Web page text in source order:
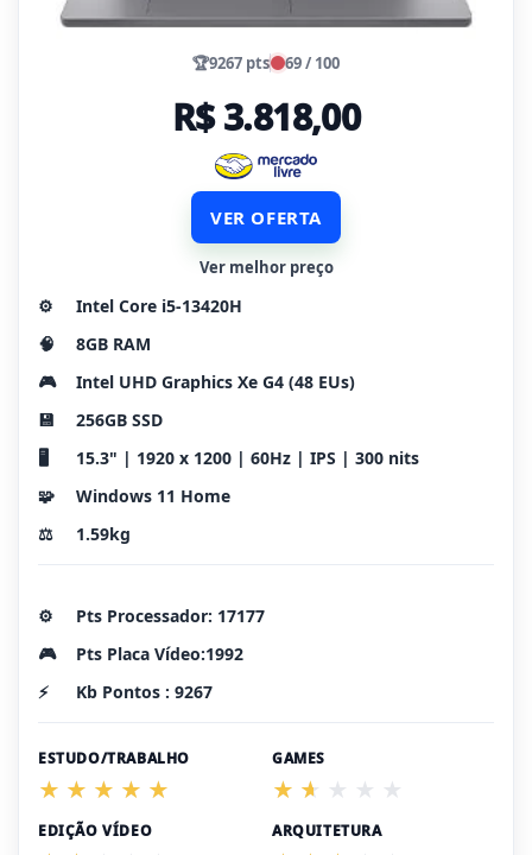
🏆9267 pts 69 / 100
R$ 3.818,00
VER OFERTA
Ver melhor preço
⚙️
Intel Core i5-13420H
🧠
8GB RAM
🎮
Intel UHD Graphics Xe G4 (48 EUs)
💾
256GB SSD
🖥️
15.3" | 1920 x 1200 | 60Hz | IPS | 300 nits
🧩
Windows 11 Home
⚖️
1.59kg
⚙️
Pts Processador: 17177
🎮
Pts Placa Vídeo:1992
⚡
Kb Pontos : 9267
ESTUDO/TRABALHO GAMES
EDIÇÃO VÍDEO ARQUITETURA